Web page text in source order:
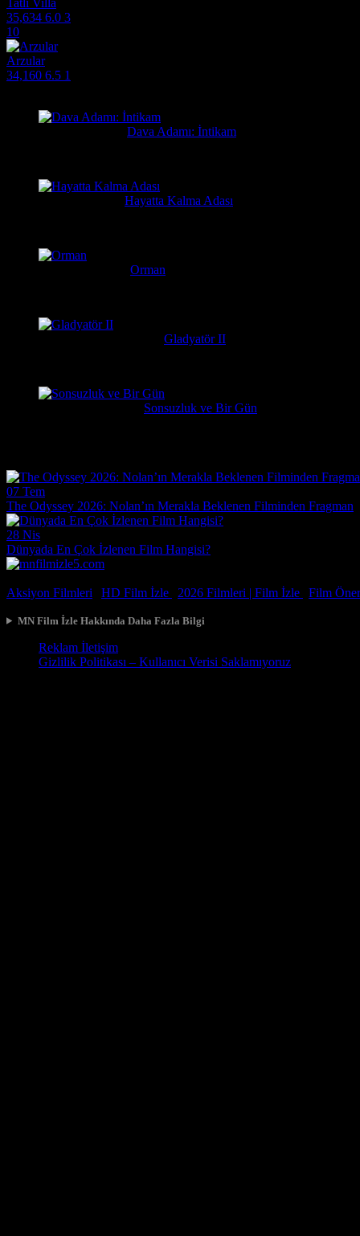
35,634 6.0 3
10
Arzular
34,160 6.5 1
Dava Adamı: İntikam
Hayatta Kalma Adası
Orman
Gladyatör II
Sonsuzluk ve Bir Gün
07 Tem
The Odyssey 2026: Nolan’ın Merakla Beklenen Filminden Fragman
28 Nis
Dünyada En Çok İzlenen Film Hangisi?
Aksiyon Filmleri
HD Film İzle 2026 Filmleri | Film İzle Film
MN Film İzle Hakkında Daha Fazla Bilgi
Reklam İletişim
Gizlilik Politikası – Kullanıcı Verisi Saklamıyoruz